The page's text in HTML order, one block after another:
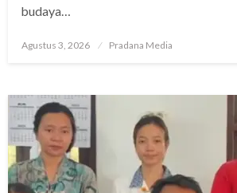
budaya…
Agustus 3, 2026 Pradana Media